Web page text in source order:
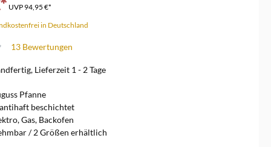
UVP 94,95 €*
in Deutschland
13 Bewertungen
Lieferzeit 1 - 2 Tage
Pfanne
beschichtet
Gas, Backofen
/ 2 Größen erhältlich